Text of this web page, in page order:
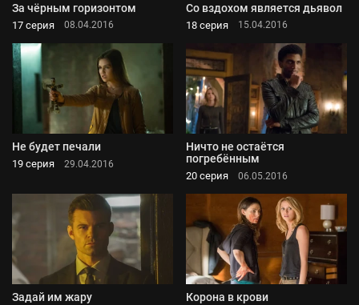
За чёрным горизонтом
17 серия 08.04.2016
Со вздохом является дьявол
18 серия 15.04.2016
Не будет печали
19 серия 29.04.2016
Ничто не остаётся
погребённым
20 серия 06.05.2016
Задай им жару Корона в крови